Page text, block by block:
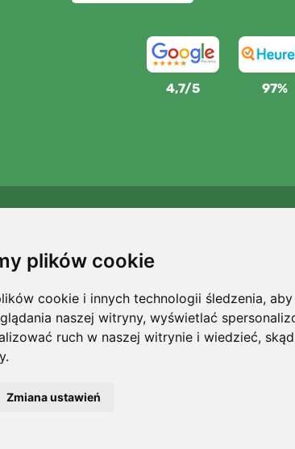
plików cookie
cookie i innych technologii śledzenia,
naszej witryny, wyświetlać
ruch w naszej witrynie i wiedzieć,
Zmiana ustawień
4,7/5 97%
w
Za każde zamówienie sadzimy
nas.